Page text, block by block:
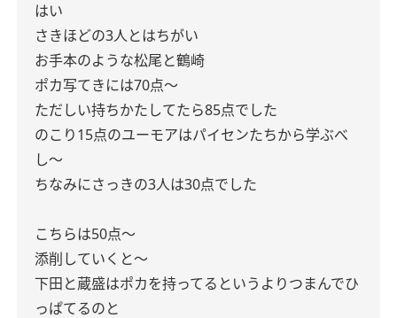
はい
さきほどの3人とはちがい
お手本のような松尾と鶴崎
ポカ写てきには70点〜
ただしい持ちかたしてたら85点でした
のこり15点のユーモアはパイセンたちから学ぶべ
し〜
ちなみにさっきの3人は30点でした
こちらは50点〜
添削していくと〜
下田と蔵盛はポカを持ってるというよりつまんでひ
っぱてるのと